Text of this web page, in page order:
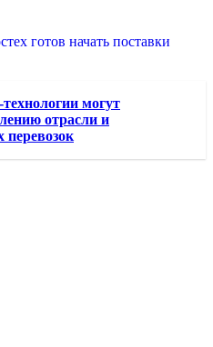
готов начать поставки
могут
отрасли и
перевозок